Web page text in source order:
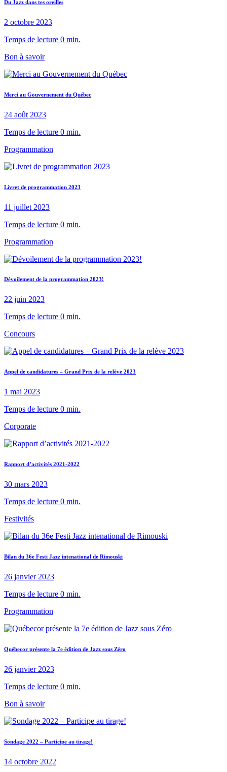
Du Jazz dans tes oreilles
2 octobre 2023
Temps de lecture 0 min.
Bon à savoir
Merci au Gouvernement du Québec
24 août 2023
Temps de lecture 0 min.
Programmation
Livret de programmation 2023
11 juillet 2023
Temps de lecture 0 min.
Programmation
Dévoilement de la programmation 2023!
22 juin 2023
Temps de lecture 0 min.
Concours
Appel de candidatures – Grand Prix de la relève 2023
1 mai 2023
Temps de lecture 0 min.
Corporate
Rapport d’activités 2021-2022
30 mars 2023
Temps de lecture 0 min.
Festivités
Bilan du 36e Festi Jazz intenational de Rimouski
26 janvier 2023
Temps de lecture 0 min.
Programmation
Québecor présente la 7e édition de Jazz sous Zéro
26 janvier 2023
Temps de lecture 0 min.
Bon à savoir
Sondage 2022 – Participe au tirage!
14 octobre 2022